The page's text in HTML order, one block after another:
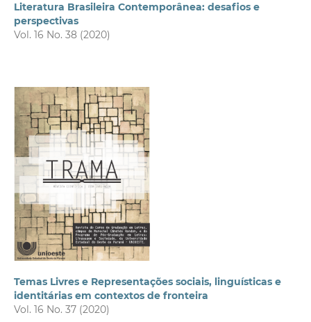
Literatura Brasileira Contemporânea: desafios e
perspectivas
Vol. 16 No. 38 (2020)
Temas Livres e Representações sociais, linguísticas e
identitárias em contextos de fronteira
Vol. 16 No. 37 (2020)